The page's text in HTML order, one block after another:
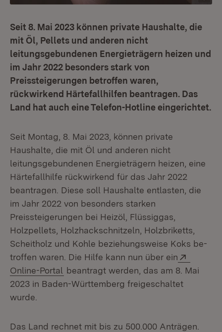
Seit 8. Mai 2023 können private Haushalte, die
mit Öl, Pellets und anderen nicht
leitungsgebundenen Energieträgern heizen und
im Jahr 2022 besonders stark von
Preissteigerungen betroffen waren,
rückwirkend Härtefallhilfen beantragen. Das
Land hat auch eine Telefon-Hotline eingerichtet.
Seit Montag, 8. Mai 2023, können private
Haushalte, die mit Öl und anderen nicht
leitungsgebundenen Energieträgern heizen, eine
Härtefallhilfe rückwirkend für das Jahr 2022
beantragen. Diese soll Haushalte entlasten, die
im Jahr 2022 von besonders starken
Preissteigerungen bei Heizöl, Flüssiggas,
Holzpellets, Holz­hackschnitzeln, Holzbriketts,
Scheitholz und Kohle beziehungsweise Koks be­
troffen waren. Die Hilfe kann nun über ein
Online-Portal (Öffnet in neuem Fenster)
beantragt werden, das am 8. Mai
2023 in Baden-Württemberg freigeschaltet
wurde.
Das Land rechnet mit bis zu 500.000 Anträgen.